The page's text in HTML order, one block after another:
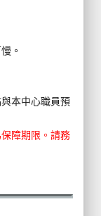
。
本中心職員預
障期限。請務